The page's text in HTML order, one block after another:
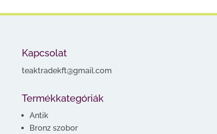
Kapcsolat
teaktradekft@gmail.com
Termékkategóriák
Antik
Bronz szobor